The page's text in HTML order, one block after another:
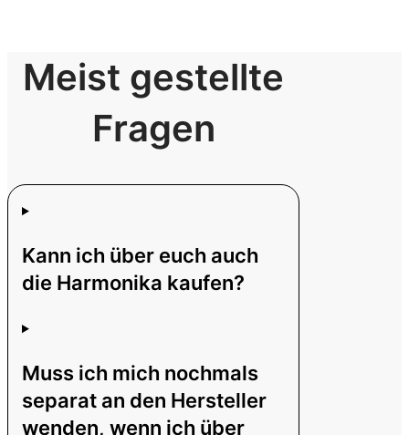
Meist gestellte
Fragen
Kann ich über euch auch
die Harmonika kaufen?
Muss ich mich nochmals
separat an den Hersteller
wenden, wenn ich über